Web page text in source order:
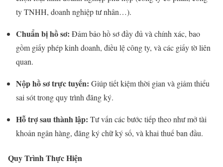
ty TNHH, doanh nghiệp tư nhân…).
Chuẩn bị hồ sơ: Đảm bảo hồ sơ đầy đủ và chính xác, bao
gồm giấy phép kinh doanh, điều lệ công ty, và các giấy tờ liên
quan.
Nộp hồ sơ trực tuyến: Giúp tiết kiệm thời gian và giảm thiểu
sai sót trong quy trình đăng ký.
Hỗ trợ sau thành lập: Tư vấn các bước tiếp theo như mở tài
khoản ngân hàng, đăng ký chữ ký số, và khai thuế ban đầu.
Quy Trình Thực Hiện